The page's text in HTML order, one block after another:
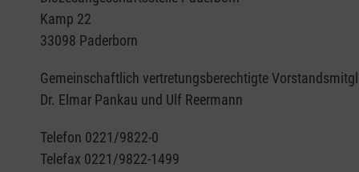
Kamp 22
33098 Paderborn
Gemeinschaftlich vertretungsberechtigte
Dr. Elmar Pankau und Ulf Reermann
Telefon 0221/9822-0
Telefax 0221/9822-1499